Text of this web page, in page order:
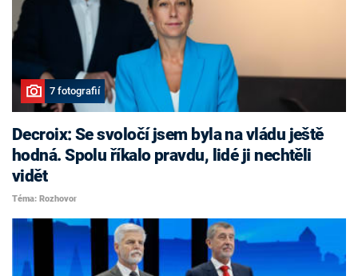
7 fotografií
Decroix: Se svoločí jsem byla na vládu ještě
hodná. Spolu říkalo pravdu, lidé ji nechtěli
vidět
Téma: Rozhovor